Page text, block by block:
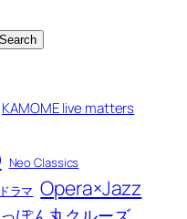
Search
KAMOME live matters
Neo Classics
ラマ Opera×Jazz